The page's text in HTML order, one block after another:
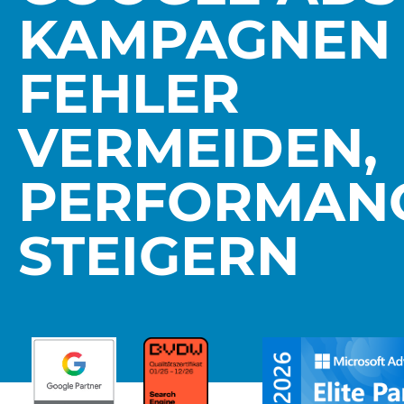
KAMPAGNEN
FEHLER
VERMEIDEN,
STEIGERN